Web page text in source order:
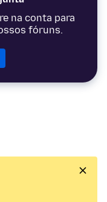
na conta para
fóruns.